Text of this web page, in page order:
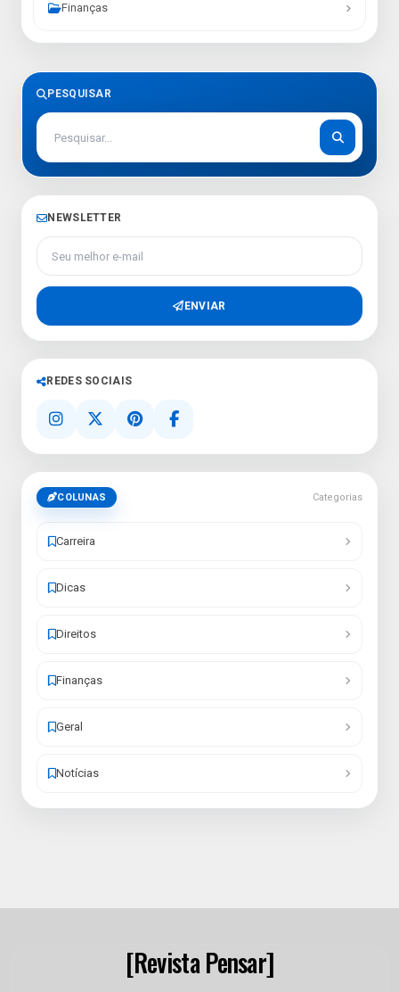
Finanças
PESQUISAR
NEWSLETTER
Seu melhor e-mail
ENVIAR
REDES SOCIAIS
COLUNAS Categorias
Carreira
Dicas
Direitos
Finanças
Geral
Notícias
[Revista Pensar]